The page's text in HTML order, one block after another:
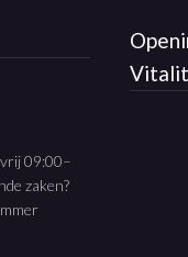
09:00–
zaken?